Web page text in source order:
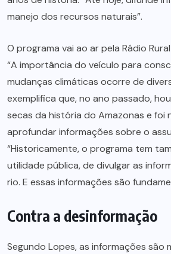
manejo dos recursos naturais”.
O programa vai ao ar pela Rádio
“A importância do veículo para
mudanças climáticas ocorre de
exemplifica que, no ano passado,
secas da história do Amazonas e foi
aprofundar informações sobre o
“Historicamente, o programa tem
utilidade pública, de divulgar as
rio. E essas informações são
Contra a desinformação
Segundo Lopes, as informações são